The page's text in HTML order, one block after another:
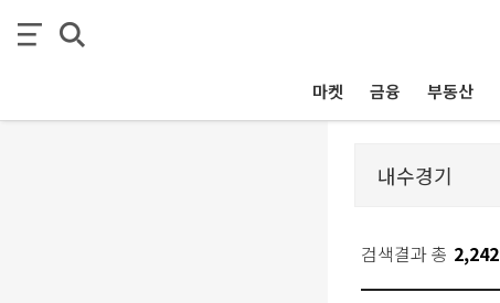
마켓 금융 부동산
검색결과 총 2,242